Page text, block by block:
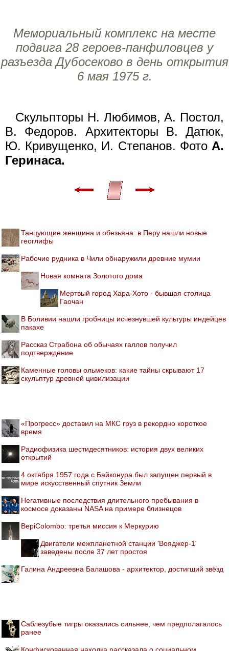
Мемориальный комплекс на месте
подвига 28 героев-панфиловцев у
разъезда Дубосеково в день открытия
6 мая 1975 г.
Скульпторы Н. Любимов, А. Постол,
В. Федоров. Архитекторы В. Датюк,
Ю. Кривущенко, И. Степанов. Фото А.
Геринаса.
Танцующие женщина и обезьяна: в Перу нашли новые
геоглифы
Рабочие рудника в Чили обнаружили древние мумии
Новая комната Золотого дома
Мертвый город Хара-Хото - бывшая столица
Гаочан
В Боливии нашли гробницы исчезнувшей культуры индейцев
пакахе
Рассказ Страбона об обычаях галлов получил
подтверждение
Каменные головы ольмеков: какие тайны скрывают 17
скульптур древней цивилизации
«Прогресс» доставил на МКС груз в рекордно короткое
время
Радиофизика шестидесятников: история двух великих
открытий
4 октября 1957 года с Байконура был запущен первый в
мире искусственный спутник Земли
Негативные последствия длительного пребывания в
космосе доказаны NASA на примере близнецов
BepiColombo: третья миссия к Меркурию
Двигатели межпланетной станции 'Вояджер-1'
заведены после 37 лет простоя
Галина Андреевна Балашова - архитектор, достигший звёзд
Саблезубые тигры оказались сильнее, чем предполагалось
ранее
Конфискованная находка рассказала о социальном